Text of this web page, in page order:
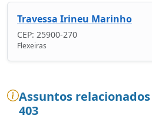
Travessa Irineu Marinho
CEP: 25900-270
Flexeiras
Assuntos relacionados
403